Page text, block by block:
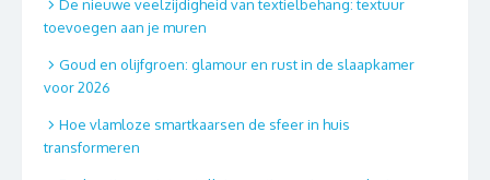
De nieuwe veelzijdigheid van textielbehang: textuur
toevoegen aan je muren
Goud en olijfgroen: glamour en rust in de slaapkamer
voor 2026
Hoe vlamloze smartkaarsen de sfeer in huis
transformeren